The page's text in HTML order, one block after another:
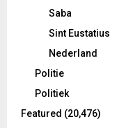
Saba
Sint Eustatius
Nederland
Politie
Politiek
Featured (20,476)